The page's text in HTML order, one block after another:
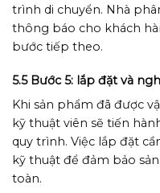
trình di chuyển. Nhà
thông báo cho khách
bước tiếp theo.
5.5 Bước 5: lắp đặt và
Khi sản phẩm đã được
kỹ thuật viên sẽ tiến
quy trình. Việc lắp đặt
kỹ thuật để đảm bảo
toàn.